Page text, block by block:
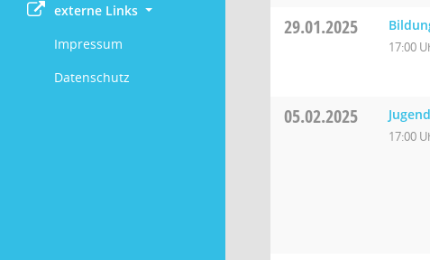
externe Links
Impressum
Datenschutz
29.01.2025
17:00
05.02.2025
17:00